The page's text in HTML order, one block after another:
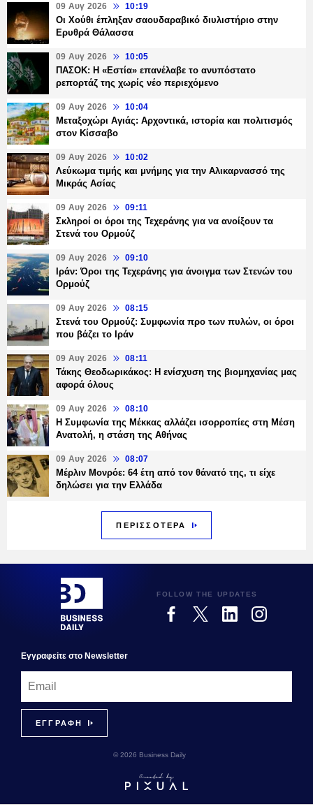
09 Αυγ 2026 10:19
Οι Χούθι έπληξαν σαουδαραβικό διυλιστήριο στην
Ερυθρά Θάλασσα
09 Αυγ 2026 10:05
ΠΑΣΟΚ: Η «Εστία» επανέλαβε το ανυπόστατο
ρεπορτάζ της χωρίς νέο περιεχόμενο
09 Αυγ 2026 10:04
Μεταξοχώρι Αγιάς: Αρχοντικά, ιστορία και πολιτισμός
στον Κίσσαβο
09 Αυγ 2026 10:02
Λεύκωμα τιμής και μνήμης για την Αλικαρνασσό της
Μικράς Ασίας
09 Αυγ 2026 09:11
Σκληροί οι όροι της Τεχεράνης για να ανοίξουν τα
Στενά του Ορμούζ
09 Αυγ 2026 09:10
Ιράν: Όροι της Τεχεράνης για άνοιγμα των Στενών του
Ορμούζ
09 Αυγ 2026 08:15
Στενά του Ορμούζ: Συμφωνία προ των πυλών, οι όροι
που βάζει το Ιράν
09 Αυγ 2026 08:11
Τάκης Θεοδωρικάκος: Η ενίσχυση της βιομηχανίας μας
αφορά όλους
09 Αυγ 2026 08:10
Η Συμφωνία της Μέκκας αλλάζει ισορροπίες στη Μέση
Ανατολή, η στάση της Αθήνας
09 Αυγ 2026 08:07
Μέρλιν Μονρόε: 64 έτη από τον θάνατό της, τι είχε
δηλώσει για την Ελλάδα
ΠΕΡΙΣΣΟΤΕΡΑ
FOLLOW THE UPDATES
Εγγραφεiτε στο Newsletter
© 2026 Business Daily